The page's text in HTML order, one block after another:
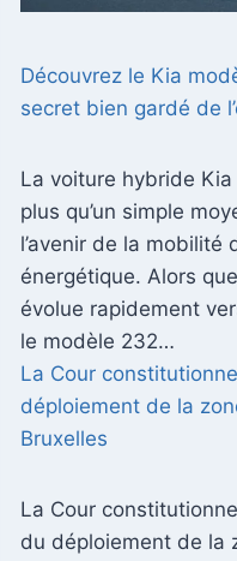
Découvrez le Kia
secret bien gardé de
La voiture hybride
plus qu’un simple
l’avenir de la mobilité
énergétique. Alors
évolue rapidement
le modèle 232…
La Cour
déploiement de la
Bruxelles
La Cour
du déploiement de la